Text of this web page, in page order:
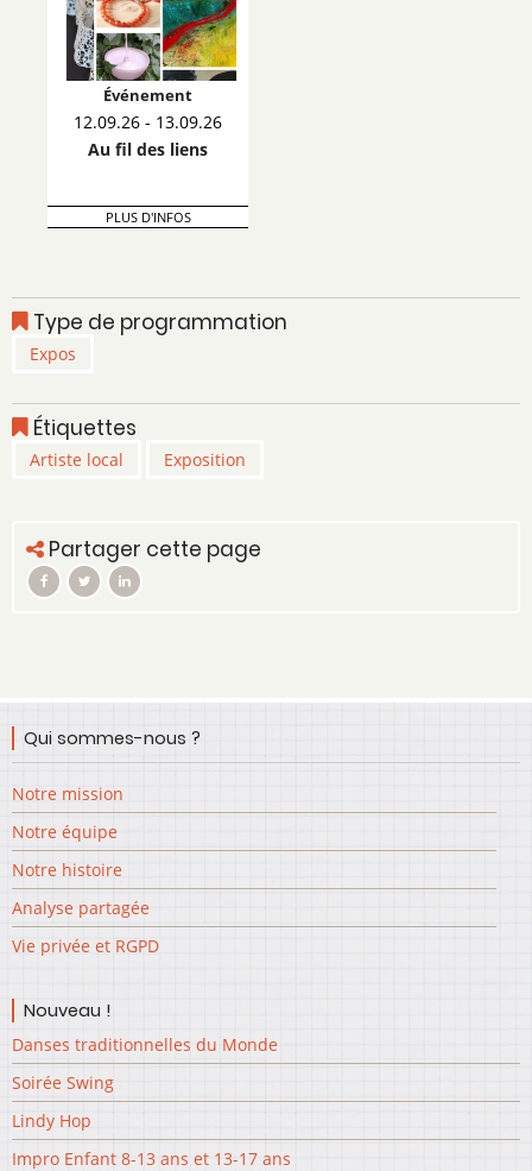
Événement
12.09.26 - 13.09.26
Au fil des liens
PLUS D'INFOS
Type de programmation
Expos
Étiquettes
Artiste local Exposition
Partager cette page
Qui sommes-nous ?
Notre mission
Notre équipe
Notre histoire
Analyse partagée
Vie privée et RGPD
Nouveau !
Danses traditionnelles du Monde
Soirée Swing
Lindy Hop
Impro Enfant 8-13 ans et 13-17 ans